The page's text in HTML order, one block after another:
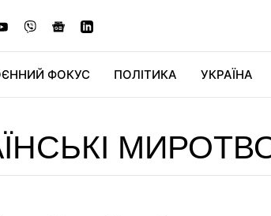
ФОКУС ПОЛІТИКА УКРАЇНА